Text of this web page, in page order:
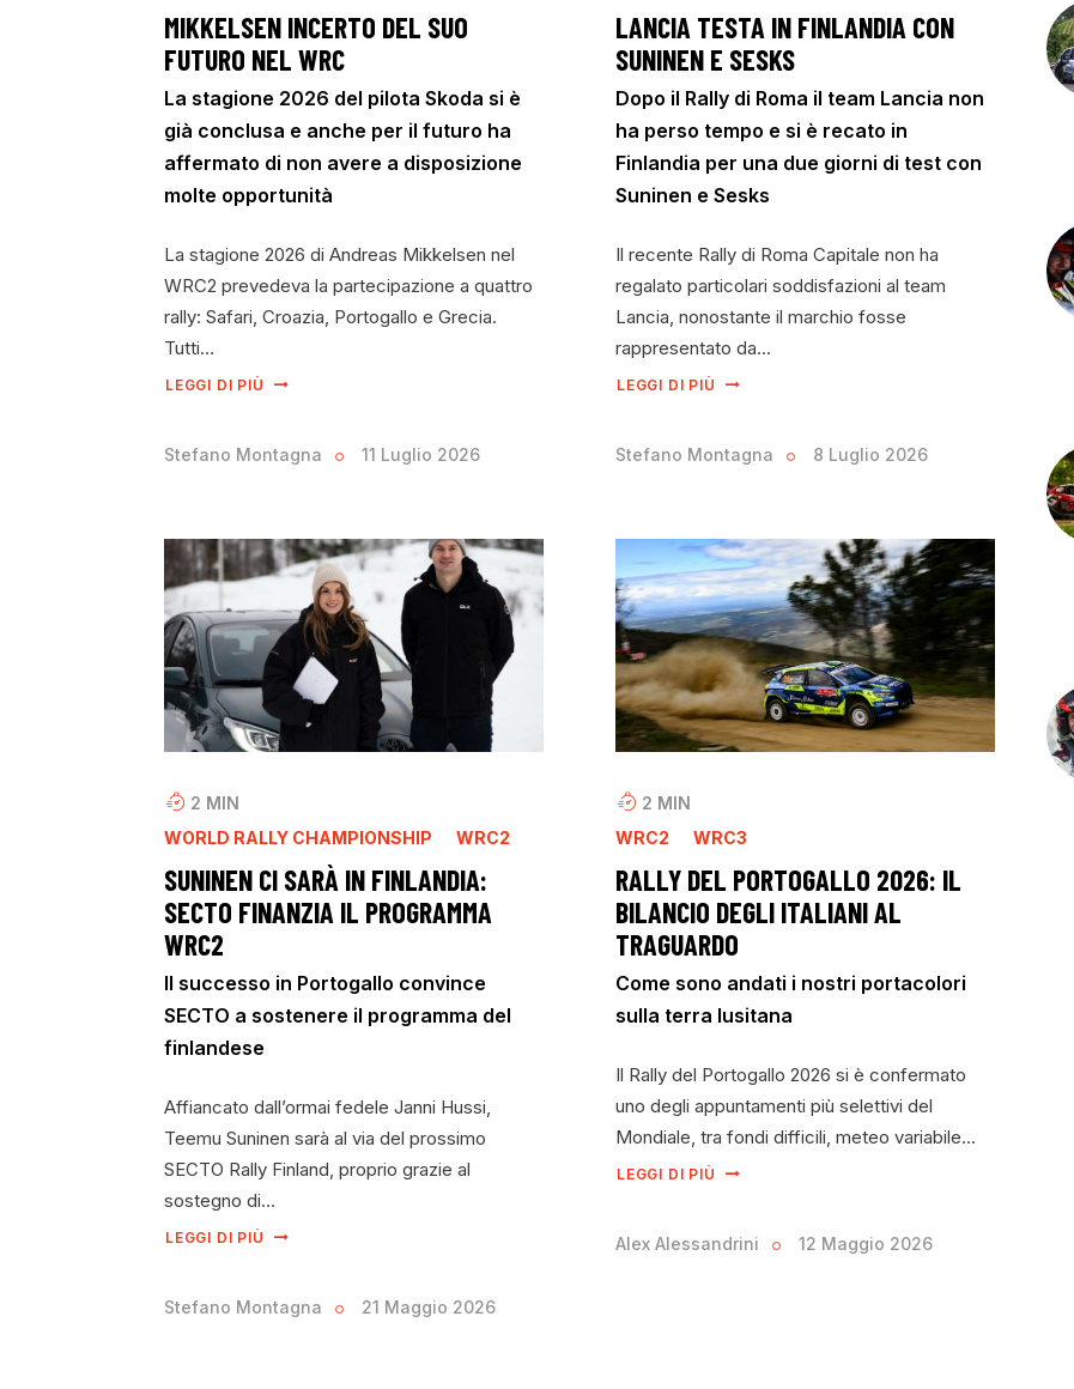
MIKKELSEN INCERTO DEL SUO
FUTURO NEL WRC
La stagione 2026 del pilota Skoda si è
già conclusa e anche per il futuro ha
affermato di non avere a disposizione
molte opportunità
La stagione 2026 di Andreas Mikkelsen nel
WRC2 prevedeva la partecipazione a quattro
rally: Safari, Croazia, Portogallo e Grecia.
Tutti…
LEGGI DI PIÙ
Stefano Montagna 11 Luglio 2026
LANCIA TESTA IN FINLANDIA CON
SUNINEN E SESKS
Dopo il Rally di Roma il team Lancia non
ha perso tempo e si è recato in
Finlandia per una due giorni di test con
Suninen e Sesks
Il recente Rally di Roma Capitale non ha
regalato particolari soddisfazioni al team
Lancia, nonostante il marchio fosse
rappresentato da…
LEGGI DI PIÙ
Stefano Montagna 8 Luglio 2026
2 MIN
WORLD RALLY CHAMPIONSHIP
WRC2
SUNINEN CI SARÀ IN FINLANDIA:
SECTO FINANZIA IL PROGRAMMA
WRC2
Il successo in Portogallo convince
SECTO a sostenere il programma del
finlandese
Affiancato dall’ormai fedele Janni Hussi,
Teemu Suninen sarà al via del prossimo
SECTO Rally Finland, proprio grazie al
sostegno di…
LEGGI DI PIÙ
Stefano Montagna 21 Maggio 2026
2 MIN
WRC2
WRC3
RALLY DEL PORTOGALLO 2026: IL
BILANCIO DEGLI ITALIANI AL
TRAGUARDO
Come sono andati i nostri portacolori
sulla terra lusitana
Il Rally del Portogallo 2026 si è confermato
uno degli appuntamenti più selettivi del
Mondiale, tra fondi difficili, meteo variabile…
LEGGI DI PIÙ
Alex Alessandrini 12 Maggio 2026